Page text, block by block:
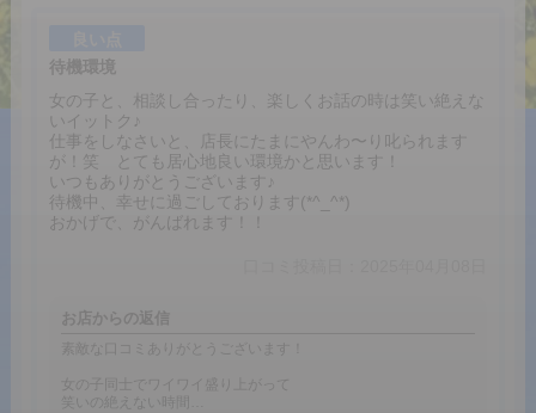
待機環境
女の子と、相談し合ったり、楽しくお話の時は笑い絶えな
いイットク♪
仕事をしなさいと、店長にたまにやんわ〜り叱られます
が！笑 とても居心地良い環境かと思います！
いつもありがとうございます♪
待機中、幸せに過ごしております(*^_^*)
おかげで、がんばれます！！
お店からの返信
素敵な口コミありがとうございます！
女の子同士でワイワイ盛り上がって
笑いの絶えない時間…